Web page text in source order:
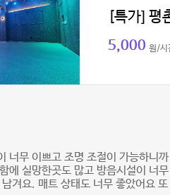
[특가] 평
5,000 원/시
너무 이쁘고 조명 조절이 가능하니
에 실망한곳도 많고 방음시설이 너
겨요. 매트 상태도 너무 좋았어요